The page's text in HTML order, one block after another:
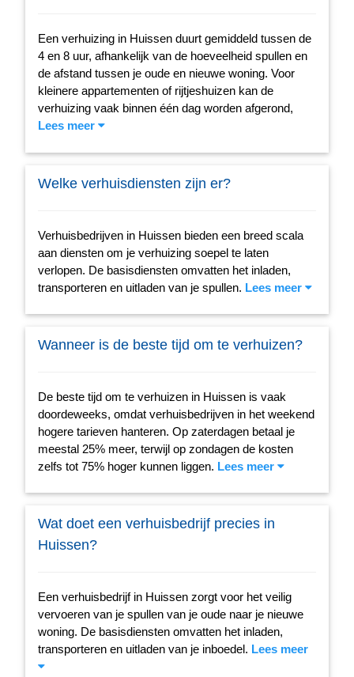
Een verhuizing in Huissen duurt gemiddeld tussen de
4 en 8 uur, afhankelijk van de hoeveelheid spullen en
de afstand tussen je oude en nieuwe woning. Voor
kleinere appartementen of rijtjeshuizen kan de
verhuizing vaak binnen één dag worden afgerond,
Lees meer
Welke verhuisdiensten zijn er?
Verhuisbedrijven in Huissen bieden een breed scala
aan diensten om je verhuizing soepel te laten
verlopen. De basisdiensten omvatten het inladen,
transporteren en uitladen van je spullen. Lees meer
Wanneer is de beste tijd om te verhuizen?
De beste tijd om te verhuizen in Huissen is vaak
doordeweeks, omdat verhuisbedrijven in het weekend
hogere tarieven hanteren. Op zaterdagen betaal je
meestal 25% meer, terwijl op zondagen de kosten
zelfs tot 75% hoger kunnen liggen. Lees meer
Wat doet een verhuisbedrijf precies in
Huissen?
Een verhuisbedrijf in Huissen zorgt voor het veilig
vervoeren van je spullen van je oude naar je nieuwe
woning. De basisdiensten omvatten het inladen,
transporteren en uitladen van je inboedel. Lees meer